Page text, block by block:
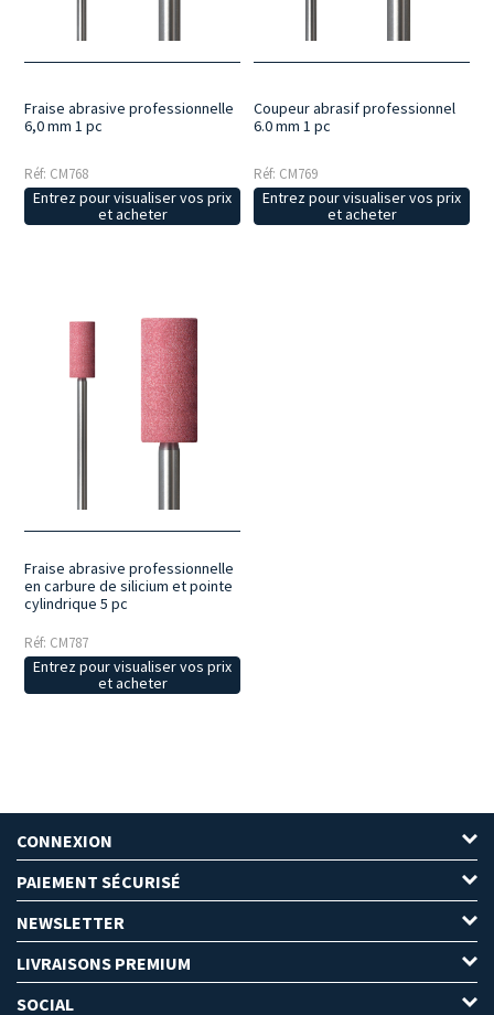
Fraise abrasive professionnelle
6,0 mm 1 pc
Réf: CM768
Entrez pour visualiser vos prix
et acheter
Coupeur abrasif professionnel
6.0 mm 1 pc
Réf: CM769
Entrez pour visualiser vos prix
et acheter
Fraise abrasive professionnelle
en carbure de silicium et pointe
cylindrique 5 pc
Réf: CM787
Entrez pour visualiser vos prix
et acheter
CONNEXION
PAIEMENT SÉCURISÉ
NEWSLETTER
LIVRAISONS PREMIUM
SOCIAL